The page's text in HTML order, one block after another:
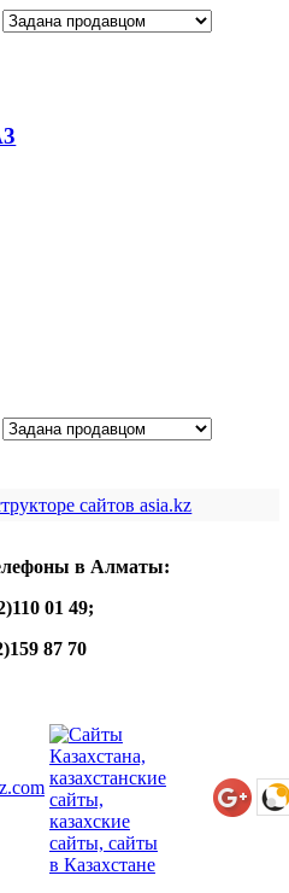
сайтов asia.kz
в Алматы:
01 49;
87 70